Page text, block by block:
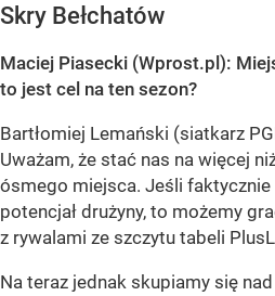
Skry Bełchatów
Maciej Piasecki (Wprost.pl):
to jest cel na ten sezon?
Bartłomiej Lemański (siatkarz
Uważam, że stać nas na więcej
ósmego miejsca. Jeśli faktycznie
potencjał drużyny, to możemy
z rywalami ze szczytu tabeli
Na teraz jednak skupiamy się